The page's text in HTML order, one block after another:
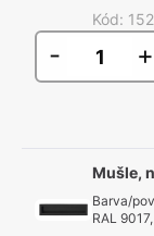
Kód:
- +
Mušle,
Barva/
RAL